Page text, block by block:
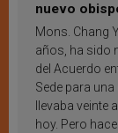
nuevo
Mons. Chang
años, ha sido
del Acuerdo
Sede para
llevaba
hoy. Pero